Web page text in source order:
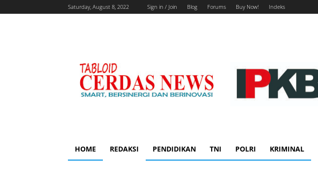
Saturday, August 8, 2022 Sign in / Join Blog Forums Buy Now! Indeks
HOME REDAKSI PENDIDIKAN TNI POLRI KRIMINAL